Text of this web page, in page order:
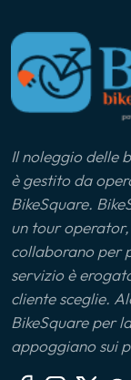
Il noleggio delle
è gestito da
BikeSquare.
un tour
collaborano per
servizio è
cliente sceglie.
BikeSquare per
appoggiano sui